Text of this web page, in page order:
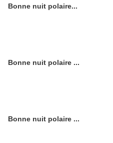
Bonne nuit polaire...
Bonne nuit polaire ...
Bonne nuit polaire ...